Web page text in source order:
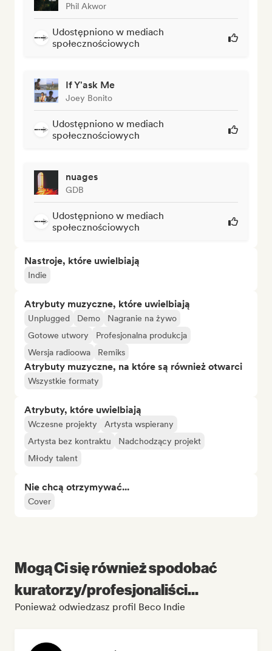
Phil Akwor
Udostępniono w mediach
społecznościowych
If Y'ask Me
Joey Bonito
Udostępniono w mediach
społecznościowych
nuages
GDB
Udostępniono w mediach
społecznościowych
Nastroje, które uwielbiają
Indie
Atrybuty muzyczne, które uwielbiają
Unplugged Demo
Nagranie na żywo
Gotowe utwory
Profesjonalna produkcja
Wersja radioowa
Remiks
Atrybuty muzyczne, na które są również otwarci
Wszystkie formaty
Atrybuty, które uwielbiają
Wczesne projekty
Artysta wspierany
Artysta bez kontraktu
Nadchodzący projekt
Młody talent
Nie chcą otrzymywać...
Cover
Mogą Ci się również spodobać
kuratorzy/profesjonaliści...
Ponieważ odwiedzasz profil Beco Indie